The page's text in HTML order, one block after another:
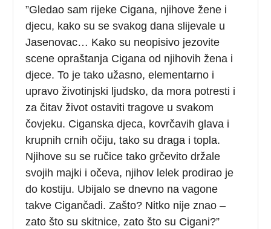
”Gledao sam rijeke Cigana, njihove žene i
djecu, kako su se svakog dana slijevale u
Jasenovac… Kako su neopisivo jezovite
scene opraštanja Cigana od njihovih žena i
djece. To je tako užasno, elementarno i
upravo životinjski ljudsko, da mora potresti i
za čitav život ostaviti tragove u svakom
čovjeku. Ciganska djeca, kovrčavih glava i
krupnih crnih očiju, tako su draga i topla.
Njihove su se ručice tako grčevito držale
svojih majki i očeva, njihov lelek prodirao je
do kostiju. Ubijalo se dnevno na vagone
takve Cigančadi. Zašto? Nitko nije znao –
zato što su skitnice, zato što su Cigani?”